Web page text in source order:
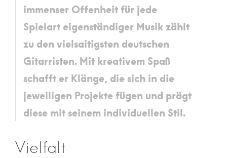
immenser Offenheit für jede
Spielart eigenständiger Musik zählt
zu den vielsaitigsten deutschen
Gitarristen. Mit kreativem Spaß
schafft er Klänge, die sich in die
jeweiligen Projekte fügen und prägt
diese mit seinem individuellen Stil.
Vielfalt